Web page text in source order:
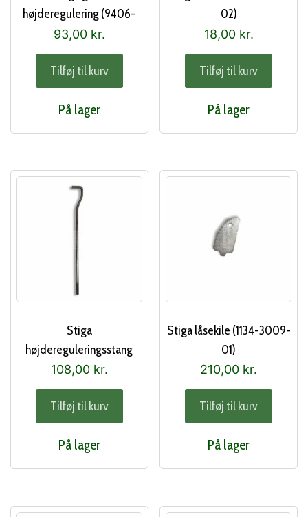
højderegulering (9406-
0006-00)
93,00 kr.
Tilføj til kurv
På lager
02)
18,00 kr.
Tilføj til kurv
På lager
Stiga
højdereguleringsstang
(1134-5444-01)
108,00 kr.
Tilføj til kurv
På lager
Stiga låsekile (1134-3009-
01)
210,00 kr.
Tilføj til kurv
På lager